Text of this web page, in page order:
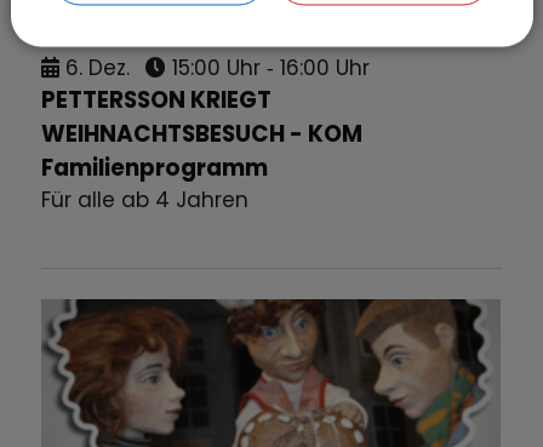
6. Dez. 15:00 Uhr ‐ 16:00 Uhr
PETTERSSON KRIEGT
WEIHNACHTSBESUCH - KOM
Familienprogramm
Für alle ab 4 Jahren